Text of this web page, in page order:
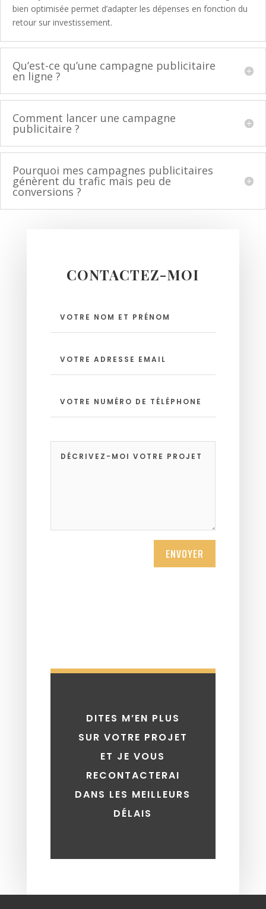
bien optimisée permet d’adapter les dépenses en fonction du
retour sur investissement.
Qu’est-ce qu’une campagne publicitaire
en ligne ?
Comment lancer une campagne
publicitaire ?
Pourquoi mes campagnes publicitaires
génèrent du trafic mais peu de
conversions ?
CONTACTEZ-MOI
ENVOYER
DITES M’EN PLUS
SUR VOTRE PROJET
ET JE VOUS
RECONTACTERAI
DANS LES MEILLEURS
DÉLAIS